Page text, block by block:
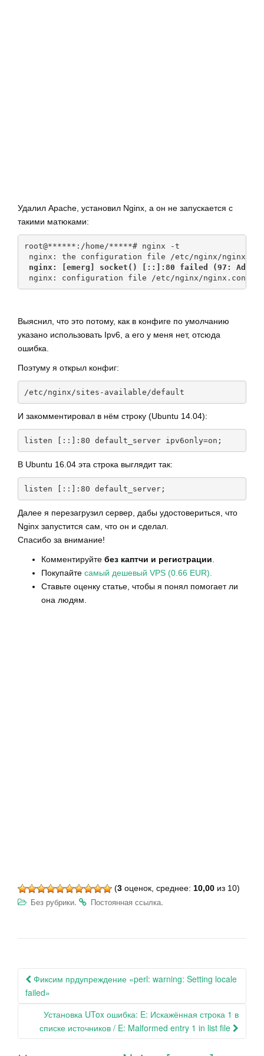
Удалил Apache, установил Nginx, а он не запускается с
такими матюками:
root@******:/home/*****# nginx -t
nginx: the configuration file /etc/nginx/
nginx: [emerg] socket() [::]:80 failed (97:
nginx: configuration file /etc/nginx/nginx.conf
Выяснил, что это потому, как в конфиге по умолчанию
указано использовать Ipv6, а его у меня нет, отсюда
ошибка.
Поэтуму я открыл конфиг:
/etc/nginx/sites-available/default
И закомментировал в нём строку (Ubuntu 14.04):
listen [::]:80 default_server ipv6only=on;
В Ubuntu 16.04 эта строка выглядит так:
listen [::]:80 default_server;
Далее я перезагрузил сервер, дабы удостовериться, что
Nginx запустится сам, что он и сделал.
Спасибо за внимание!
Комментируйте без каптчи и регистрации
Покупайте самый дешевый VPS (0.66 EUR).
Ставьте оценку статье, чтобы я понял помогает ли
она людям.
(3 оценок, среднее: 10,00 из 10)
Без рубрики. Постоянная ссылка.
Навигация
по
записям
Фиксим прдупреждение «perl: warning: Setting locale
failed»
Установка UTox ошибка: E: Искажённая строка 1 в
списке источников / E: Malformed entry 1 in list file